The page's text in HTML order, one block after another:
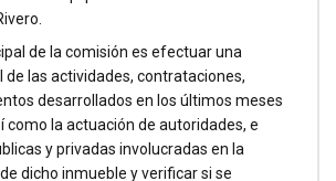
de la comisión es efectuar una
de las actividades, contrataciones,
desarrollados en los últimos meses
como la actuación de autoridades, e
y privadas involucradas en la
dicho inmueble y verificar si se